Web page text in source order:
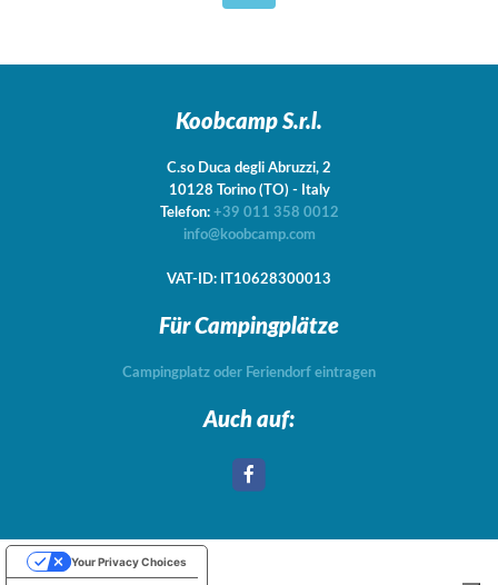
Koobcamp S.r.l.
C.so Duca degli Abruzzi, 2
10128 Torino (TO) - Italy
Telefon: +39 011 358 0012
info@koobcamp.com
VAT-ID: IT10628300013
Für Campingplätze
Campingplatz oder Feriendorf eintragen
Auch auf:
Your Privacy Choices